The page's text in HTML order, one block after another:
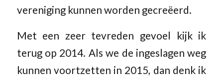
vereniging kunnen worden gecreëerd.
Met een zeer tevreden gevoel kijk ik
terug op 2014. Als we de ingeslagen weg
kunnen voortzetten in 2015, dan denk ik